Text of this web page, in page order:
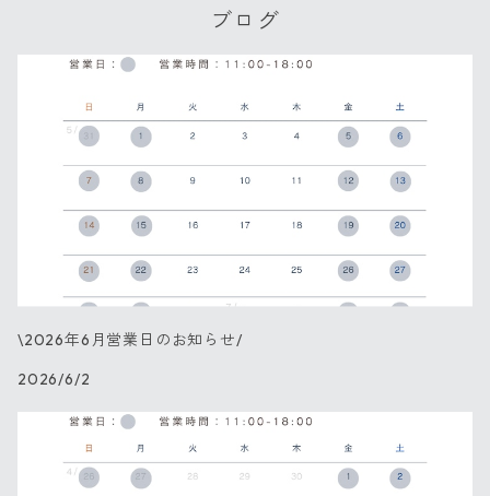
ブログ
\2026年6月営業日のお知らせ/
2026/6/2